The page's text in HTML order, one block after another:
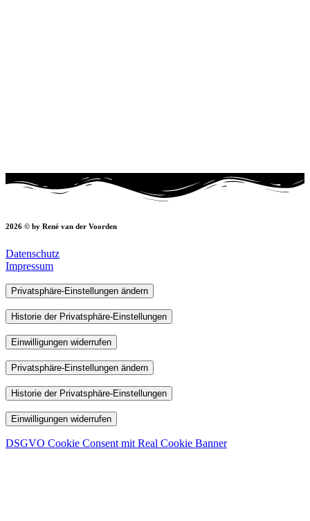
2026 © by René van der Voorden
Datenschutz
Impressum
Privatsphäre-Einstellungen ändern
Historie der Privatsphäre-Einstellungen
Einwilligungen widerrufen
Privatsphäre-Einstellungen ändern
Historie der Privatsphäre-Einstellungen
Einwilligungen widerrufen
DSGVO Cookie Consent mit Real Cookie Banner